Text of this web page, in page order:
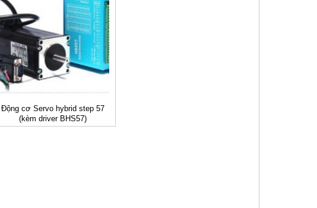
Động cơ Servo hybrid step 57
(kèm driver BHS57)